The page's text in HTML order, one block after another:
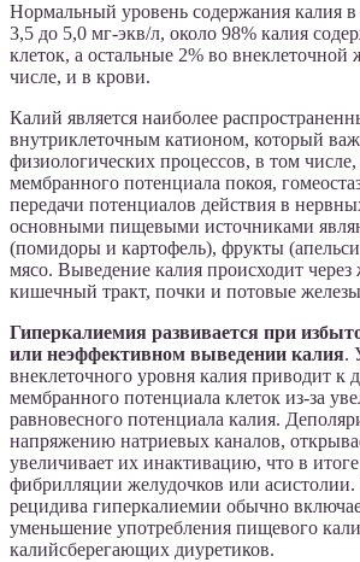
Нормальный уровень содержания калия в
3,5 до 5,0 мг-экв/л, около 98% калия
клеток, а остальные 2% во внеклеточной
числе, и в крови.
Калий является наиболее
внутриклеточным катионом, который
физиологических процессов, в том
мембранного потенциала покоя,
передачи потенциалов действия в
основными пищевыми источниками
(помидоры и картофель), фрукты
мясо. Выведение калия происходит через
кишечный тракт, почки и потовые
Гиперкалиемия развивается при
или неэффективном выведении калия.
внеклеточного уровня калия приводит к
мембранного потенциала клеток из-за
равновесного потенциала калия.
напряжению натриевых каналов,
увеличивает их инактивацию, что в
фибрилляции желудочков или
рецидива гиперкалиемии обычно
уменьшение употребления пищевого
калийсберегающих диуретиков.